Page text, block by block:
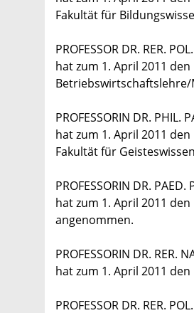
Fakultät für
PROFESSOR DR. RER.
hat zum 1. April 2011
PROFESSORIN DR. PHIL.
hat zum 1. April 2011
Fakultät für
PROFESSORIN DR. PAED.
hat zum 1. April 2011
angenommen.
PROFESSORIN DR. RER.
hat zum 1. April 2011
PROFESSOR DR. RER.